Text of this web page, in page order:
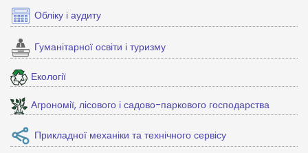
Обліку і аудиту
Гуманітарної освіти і туризму
Екології
Агрономії, лісового і садово-паркового господарства
Прикладної механіки та технічного сервісу